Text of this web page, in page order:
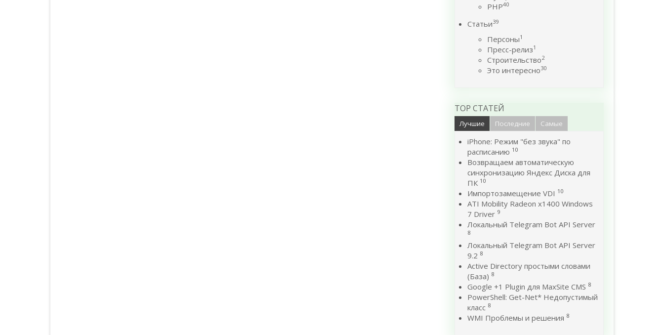
PHP40
Статьи39
Персоны1
Пресс-релиз1
Строительство2
Это интересно30
TOP СТАТЕЙ
Лучшие Последние Самые
iPhone: Режим "без звука" по
расписанию 10
Возвращаем автоматическую
синхронизацию Яндекс Диска для
ПК 10
Импортозамещение VDI 10
ATI Mobility Radeon x1400 Windows
7 Driver 9
Локальный Telegram Bot API Server
8
Локальный Telegram Bot API Server
9.2 8
Active Directory простыми словами
(База) 8
Google +1 Plugin для MaxSite CMS 8
PowerShell: Get-Net* Недопустимый
класс 8
WMI Проблемы и решения 8